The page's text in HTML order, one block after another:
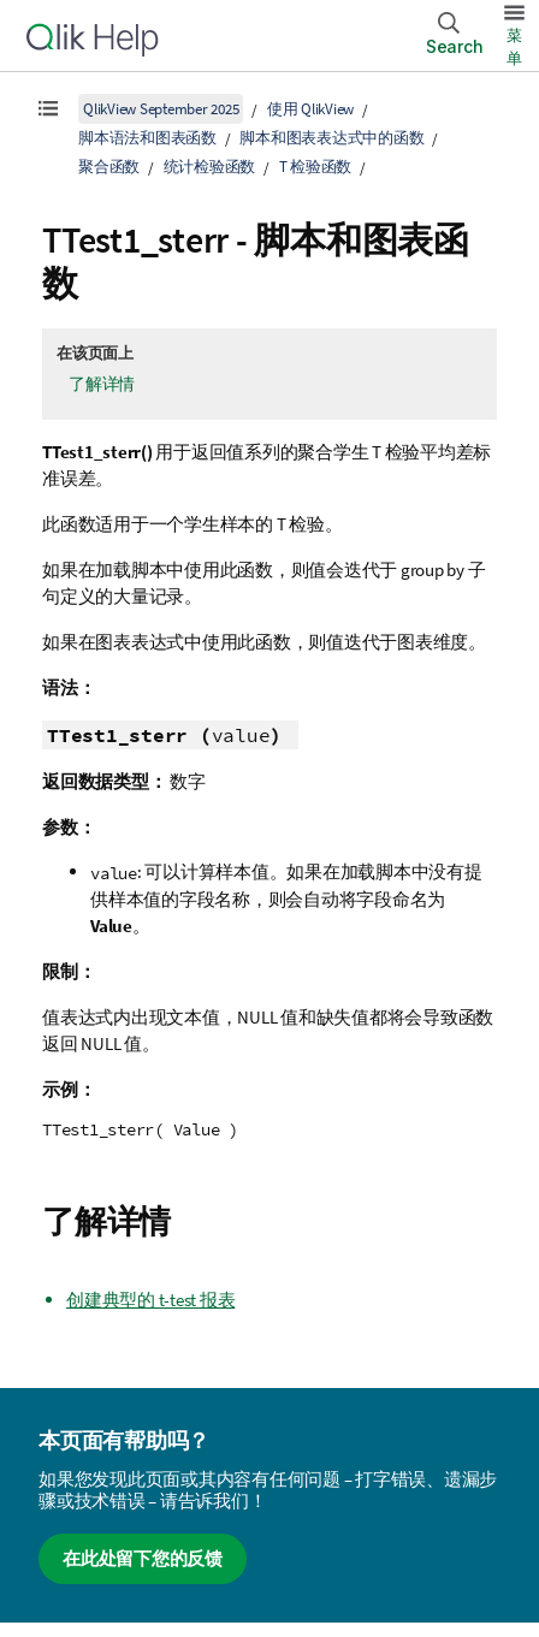
Search
菜
单
QlikView September 2025
使用 QlikView
脚本语法和图表函数
脚本和图表表达式中的函数
聚合函数
统计检验函数 T 检验函数
TTest1_sterr- 脚本和图表函
数
在该页面上
了解详情
TTest1_sterr() 用于返回值系列的聚合学生 T 检验平均差标
准误差。
此函数适用于一个学生样本的 T 检验。
如果在加载脚本中使用此函数，则值会迭代于 group by 子
句定义的大量记录。
如果在图表表达式中使用此函数，则值迭代于图表维度。
语法：
TTest1_sterr (value)
返回数据类型： 数字
参数：
value: 可以计算样本值。如果在加载脚本中没有提
供样本值的字段名称，则会自动将字段命名为
Value。
限制：
值表达式内出现文本值， NULL值和缺失值都将会导致函数
返回 NULL值。
示例：
TTest1_sterr( Value )
了解详情
创建典型的 t-test 报表
本页面有帮助吗？
如果您发现此页面或其内容有任何问题 – 打字错误、遗漏步
骤或技术错误 – 请告诉我们！
在此处留下您的反馈